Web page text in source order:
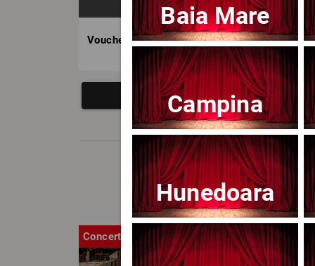
Voucher BILET.ro
Concert
Baia Mare
Campina
Hunedoara